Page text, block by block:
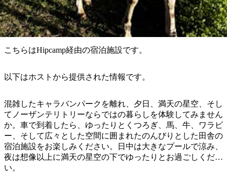
リ
ア
ア
ウ
ト
バ
ッ
ク
と
ア
ウ
ト
ド
ア
ア
テ
ィ
ビ
テ
ィ
イ
プ
地
し
た
い
こ
と
実
用
的
な
情
報
計
画
ツ
ー
ル
こちらはHipcamp経由の宿泊施設です。
以下はホストから提供された情報です。
混雑したキャラバンパークを離れ、夕日、満天の星空、そし
てノーザンテリトリーならではの暮らしを体験してみません
か。車で到着したら、ゆったりとくつろぎ、馬、牛、ワラビ
ー、そして広々とした空間に囲まれたのんびりとした田舎の
宿泊施設をお楽しみください。日中は大きなプールで涼み、
夜は想像以上に満天の星空の下でゆったりとお過ごしくださ
い。